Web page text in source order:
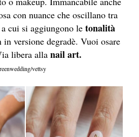
con nuance che oscillano tra
cui si aggiungono le tonalità
versione degradè. Vuoi osare
libera alla nail art.
vettsy